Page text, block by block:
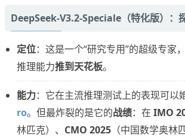
DeepSeek-V3.2-Speciale（特化版）：
定位：这是一个“研究专用”的超级专家
推理能力推到天花板。
能力：它在主流推理测试上的表现可以
ro。但最炸裂的是它的战绩：在 IMO
林匹克）、 CMO 2025 （中国数学奥林